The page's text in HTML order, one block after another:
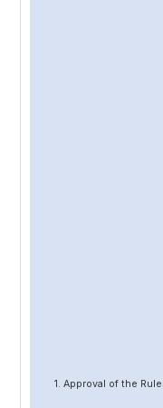
1. Approval of the